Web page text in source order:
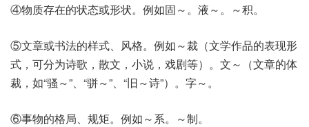
④物质存在的状态或形状。例如固～。液～。～积。
⑤文章或书法的样式、风格。例如～裁（文学作品的表现形
式，可分为诗歌，散文，小说，戏剧等）。文～（文章的体
裁，如“骚～”、“骈～”、“旧～诗”）。字～。
⑥事物的格局、规矩。例如～系。～制。